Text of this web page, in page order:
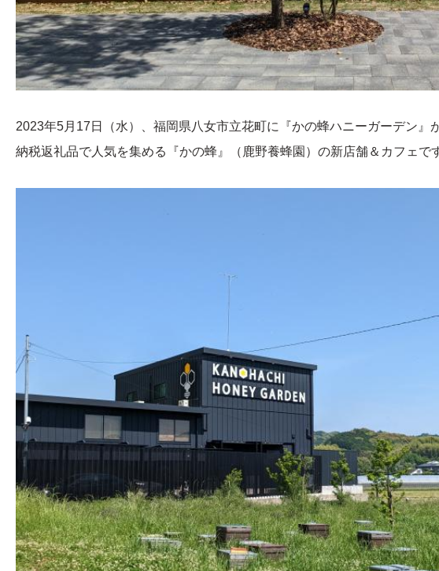
2023年5月17日（水）、福岡県八女市立花町に『かの蜂ハニーガーデン』
納税返礼品で人気を集める『かの蜂』（鹿野養蜂園）の新店舗＆カフェで